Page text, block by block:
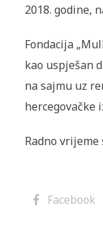
2018. godine,
Fondacija
kao uspješan
na sajmu uz
hercegovačke
Radno vrijeme
Facebook